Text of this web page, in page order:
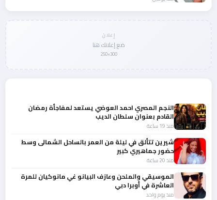
إعلان
ضع إعلانك هنا
300×250
النجم المصري احمد العوضي يستعد لمفاجأة رمضان
القادم بعنوان سلطان الديب
منذ 19 ساعة
شيرين تتألق في ليلة من العمر بالساحل الشمالى وسط
حضور جماهيري كبير
منذ 20 ساعة
الموسيقي والملحن وعازف البيانو غي مانوكيان للمرة
العاشرة في أوبرا دبي
منذ يوم واحد